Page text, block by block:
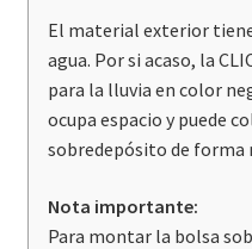
El material exterior
agua. Por si acaso, la
para la lluvia en color
ocupa espacio y puede
sobredepósito de forma
Nota importante:
Para montar la bolsa